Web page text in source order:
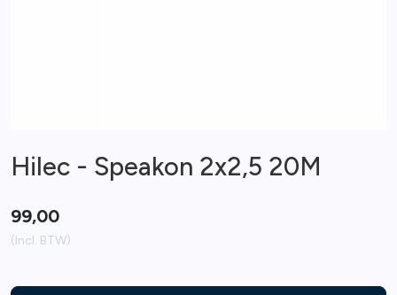
Hilec - Speakon 2x2,5 20M
99,00
(Incl. BTW)